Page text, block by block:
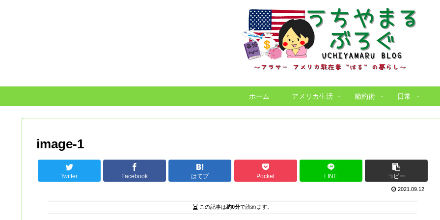
ホーム アメリカ生活 節約術 日常
image-1
Twitter Facebook はてブ Pocket LINE コピー
2021.09.12
この記事は約0分で読めます。